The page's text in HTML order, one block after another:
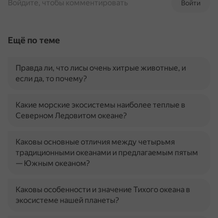
Войти
Войдите, чтобы комментировать
Ещё по теме
Правда ли, что лисы очень хитрые животные, и
если да, то почему?
Какие морские экосистемы наиболее теплые в
Северном Ледовитом океане?
Каковы основные отличия между четырьмя
традиционными океанами и предлагаемым пятым
— Южным океаном?
Каковы особенности и значение Тихого океана в
экосистеме нашей планеты?